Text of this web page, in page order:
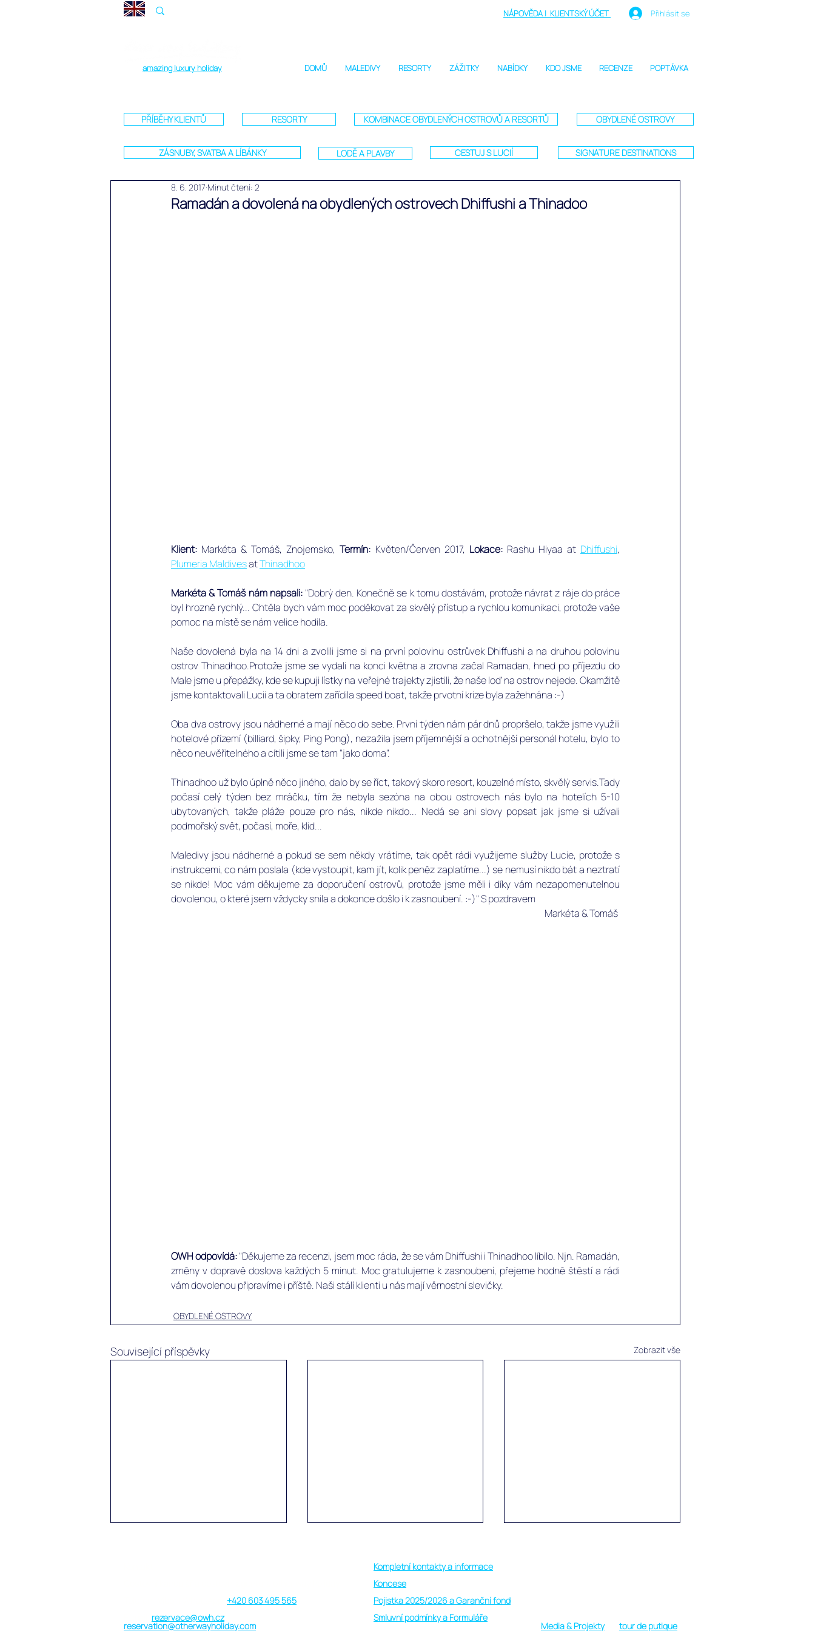
DOMŮ MALEDIVY RESORTY ZÁŽITKY NABÍDKY KDO JSME RECENZE POPTÁVKA
Přihlásit se
NÁPOVĚDA | KLIENTSKÝ ÚČET
amazing luxury holiday
PŘÍBĚHY KLIENTŮ RESORTY KOMBINACE OBYDLENÝCH OSTROVŮ A RESORTŮ
ZÁSNUBY, SVATBA A LÍBÁNKY LODĚ A PLAVBY CESTUJ S LUCIÍ
OBYDLENÉ OSTROVY
SIGNATURE DESTINATIONS
Ramadán a dovolená na obydlených ostrovech Dhiffushi a Thinadoo
8. 6. 2017 Minut čtení: 2
Klient: Markéta & Tomáš, Znojemsko, ﻿Termín: Květen/Červen 2017, Lokace: Rashu Hiyaa at Dhiffushi
Plumeria Maldives at Thinadhoo
Markéta & Tomáš nám napsali: "Dobrý den. Konečně se k tomu dostávám, protože návrat z ráje do práce
byl hrozně rychlý... Chtěla bych vám moc poděkovat za skvělý přístup a rychlou komunikaci, protože vaše
pomoc na místě se nám velice hodila.
Naše dovolená byla na 14 dni a zvolili jsme si na první polovinu ostrůvek Dhiffushi a na druhou polovinu
ostrov Thinadhoo.Protože jsme se vydali na konci května a zrovna začal Ramadan, hned po příjezdu do
Male jsme u přepážky, kde se kupuji lístky na veřejné trajekty zjistili, že naše loď na ostrov nejede. Okamžitě
jsme kontaktovali Lucii a ta obratem zařídila speed boat, takže prvotní krize byla zažehnána :-)
Oba dva ostrovy jsou nádherné a mají něco do sebe. První týden nám pár dnů propršelo, takže jsme využili
hotelové přízemí (billiard, šipky, Ping Pong), nezažila jsem příjemnější a ochotnější personál hotelu, bylo to
něco neuvěřitelného a cítili jsme se tam "jako doma".
Thinadhoo už bylo úplně něco jiného, dalo by se říct, takový skoro resort, kouzelné místo, skvělý servis.Tady
počasí celý týden bez mráčku, tím že nebyla sezóna na obou ostrovech nás bylo na hotelích 5-10
ubytovaných, takže pláže pouze pro nás, nikde nikdo... Nedá se ani slovy popsat jak jsme si užívali
podmořský svět, počasí, moře, klid...
Maledivy jsou nádherné a pokud se sem někdy vrátíme, tak opět rádi využijeme služby Lucie, protože s
instrukcemi, co nám poslala (kde vystoupit, kam jít, kolik peněz zaplatíme...) se nemusí nikdo bát a neztratí
se nikde! Moc vám děkujeme za doporučení ostrovů, protože jsme měli i díky vám nezapomenutelnou
dovolenou, o které jsem vždycky snila a dokonce došlo i k zasnoubení. :-)" S pozdravem
Markéta & Tomáš
OWH odpovídá: "Děkujeme za recenzi, jsem moc ráda, že se vám Dhiffushi i Thinadhoo líbilo. Njn. Ramadán,
změny v dopravě doslova každých 5 minut. Moc gratulujeme k zasnoubení, přejeme hodně štěstí a rádi
vám dovolenou připravíme i příště. Naši stálí klienti u nás mají věrnostní slevičky.
OBYDLENÉ OSTROVY
Související příspěvky Zobrazit vše
+420 603 495 565
rezervace@owh.cz
reservation@otherwayholiday.com
Kompletní kontakty a informace
Koncese
Pojistka 2025/2026 a Garanční fond
Smluvní podmínky a Formuláře
Media & Projekty tour de putique